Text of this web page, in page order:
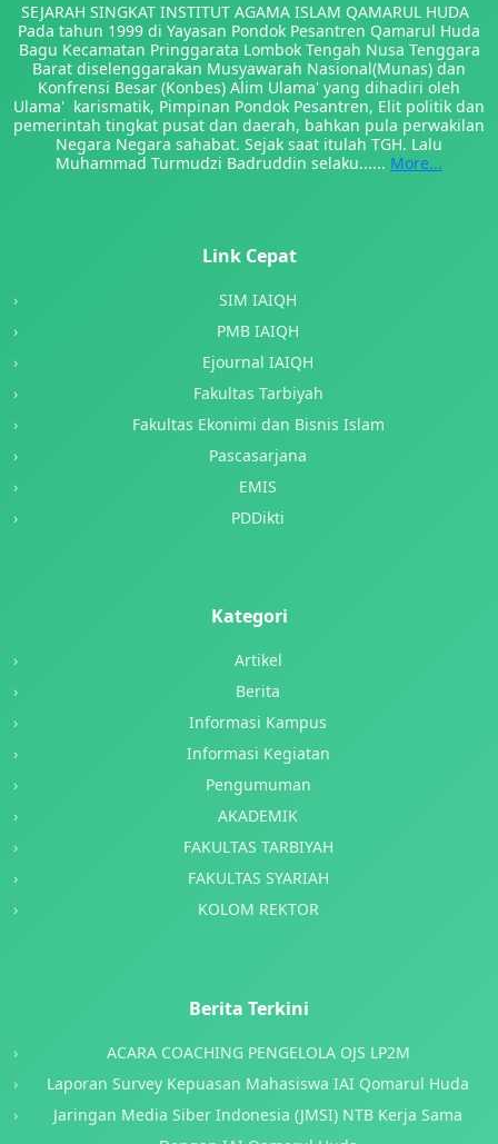
SEJARAH SINGKAT INSTITUT AGAMA ISLAM QAMARUL HUDA
Pada tahun 1999 di Yayasan Pondok Pesantren Qamarul Huda
Bagu Kecamatan Pringgarata Lombok Tengah Nusa Tenggara
Barat diselenggarakan Musyawarah Nasional(Munas) dan
Konfrensi Besar (Konbes) Alim Ulama' yang dihadiri oleh
Ulama' karismatik, Pimpinan Pondok Pesantren, Elit politik dan
pemerintah tingkat pusat dan daerah, bahkan pula perwakilan
Negara Negara sahabat. Sejak saat itulah TGH. Lalu
Muhammad Turmudzi Badruddin selaku...... More...
Link Cepat
SIM IAIQH
PMB IAIQH
Ejournal IAIQH
Fakultas Tarbiyah
Fakultas Ekonimi dan Bisnis Islam
Pascasarjana
EMIS
PDDikti
Kategori
Artikel
Berita
Informasi Kampus
Informasi Kegiatan
Pengumuman
AKADEMIK
FAKULTAS TARBIYAH
FAKULTAS SYARIAH
KOLOM REKTOR
Berita Terkini
ACARA COACHING PENGELOLA OJS LP2M
Laporan Survey Kepuasan Mahasiswa IAI Qomarul Huda
Jaringan Media Siber Indonesia (JMSI) NTB Kerja Sama